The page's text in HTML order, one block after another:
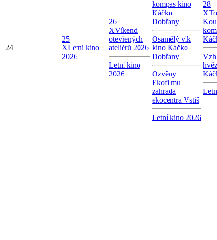
24
25
XLetní kino
2026
26
XVíkend
otevřených
ateliérů 2026
Letní kino
2026
kompas kino
Káčko
Dobřany
Osamělý vlk
kino Káčko
Dobřany
Ozvěny
Ekofilmu
zahrada
ekocentra Vstiš
Letní kino 2026
28
X